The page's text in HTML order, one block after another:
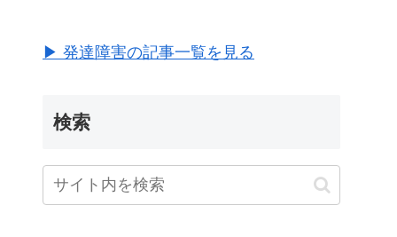
▶ 発達障害の記事一覧を見る
検索